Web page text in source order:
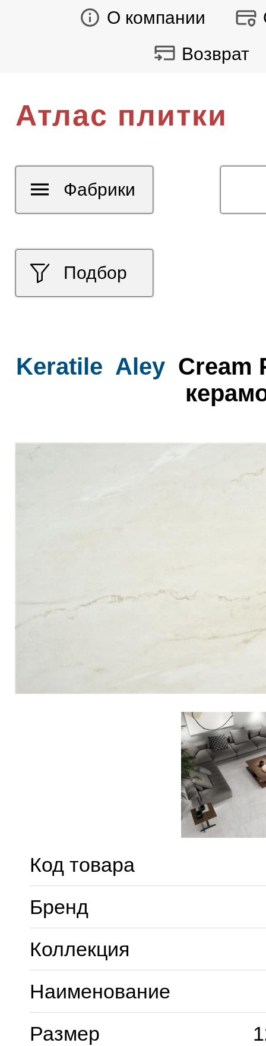
О компании
Возврат
Атлас плитки
Подбор
Фабрики
Keratile Aley Cream
Код товара
Бренд
Коллекция
Наименование
Размер